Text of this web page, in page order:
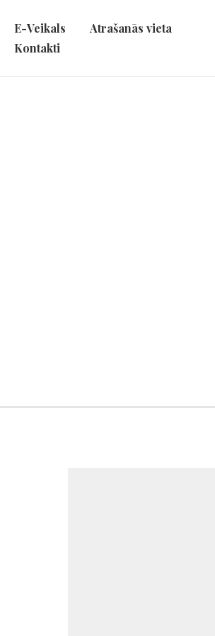
E-Veikals
Atrašanās vieta
Kontakti